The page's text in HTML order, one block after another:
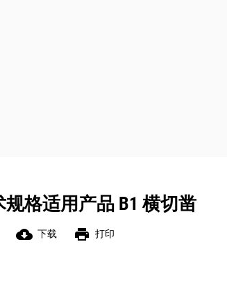
规格适用产品 B1 横切凿
cloud_download 下载 print 打印